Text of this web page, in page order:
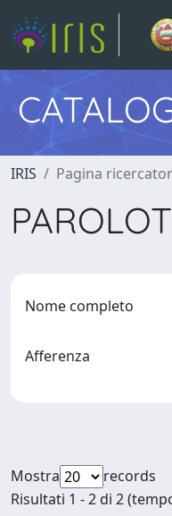
IRIS Pagina
Nome completo
Afferenza
Mostra
records
Risultati 1 - 2 di 2